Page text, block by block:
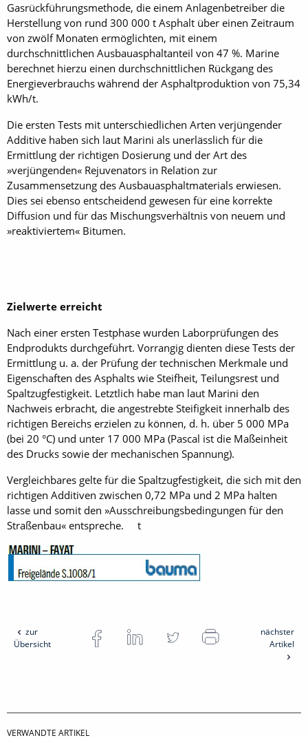
Gasrückführungsmethode, die einem Anlagenbetreiber die
Herstellung von rund 300 000 t Asphalt über einen Zeitraum
von zwölf Monaten ermöglichten, mit einem
durchschnittlichen Ausbauasphaltanteil von 47 %. Marine
berechnet hierzu einen durchschnittlichen Rückgang des
Energieverbrauchs während der Asphaltproduktion von 75,34
kWh/t.
Die ersten Tests mit unterschiedlichen Arten verjüngender
Additive haben sich laut Marini als unerlässlich für die
Ermittlung der richtigen Dosierung und der Art des
»verjüngenden« Rejuvenators in Relation zur
Zusammensetzung des Ausbauasphaltmaterials erwiesen.
Dies sei ebenso entscheidend gewesen für eine korrekte
Diffusion und für das Mischungsverhältnis von neuem und
»reaktiviertem« Bitumen.
Zielwerte erreicht
Nach einer ersten Testphase wurden Laborprüfungen des
Endprodukts durchgeführt. Vorrangig dienten diese Tests der
Ermittlung u. a. der Prüfung der technischen Merkmale und
Eigenschaften des Asphalts wie Steifheit, Teilungsrest und
Spaltzugfestigkeit. Letztlich habe man laut Marini den
Nachweis erbracht, die angestrebte Steifigkeit innerhalb des
richtigen Bereichs erzielen zu können, d. h. über 5 000 MPa
(bei 20 °C) und unter 17 000 MPa (Pascal ist die Maßeinheit
des Drucks sowie der mechanischen Spannung).
Vergleichbares gelte für die Spaltzugfestigkeit, die sich mit den
richtigen Additiven zwischen 0,72 MPa und 2 MPa halten
lasse und somit den »Ausschreibungsbedingungen für den
Straßenbau« entspreche. t
zur
Übersicht
nächster
Artikel
VERWANDTE ARTIKEL